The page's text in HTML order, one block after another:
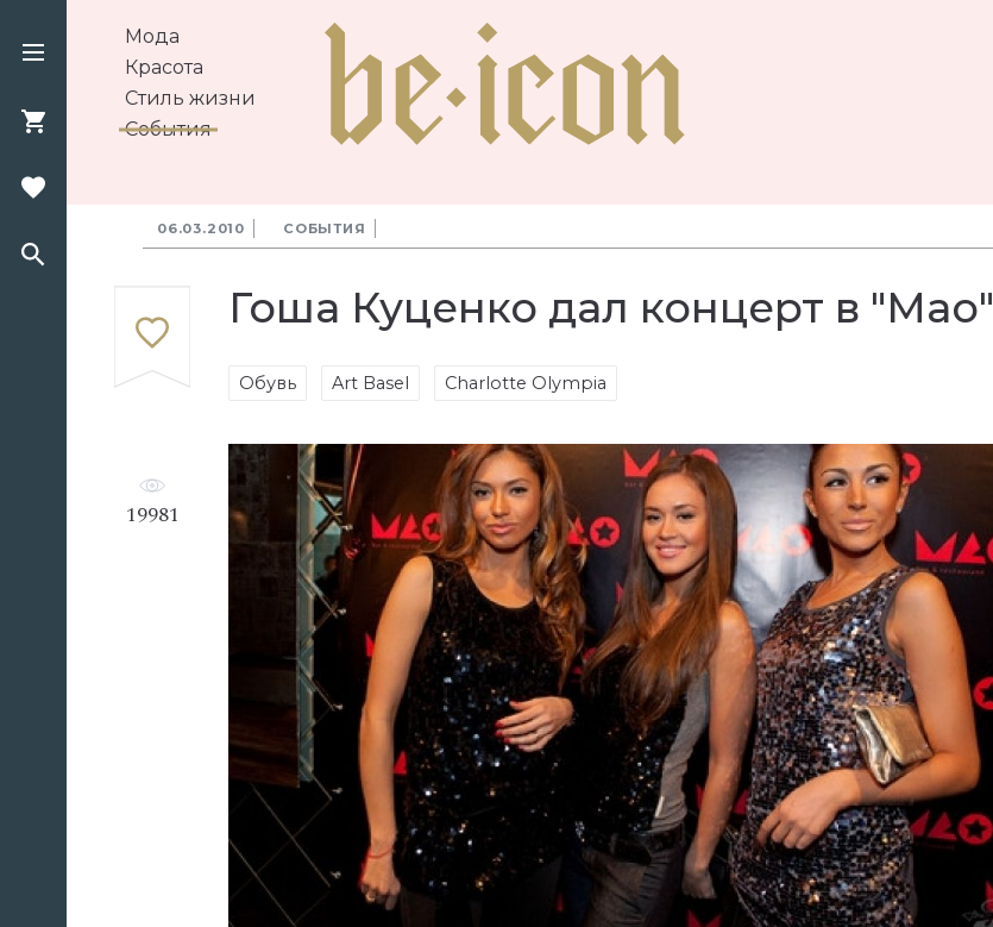
Мода
Красота
Стиль жизни
События
06.03.2010 СОБЫТИЯ
Гоша Куценко дал концерт в "Мао"
Обувь Art Basel Charlotte Olympia
19981